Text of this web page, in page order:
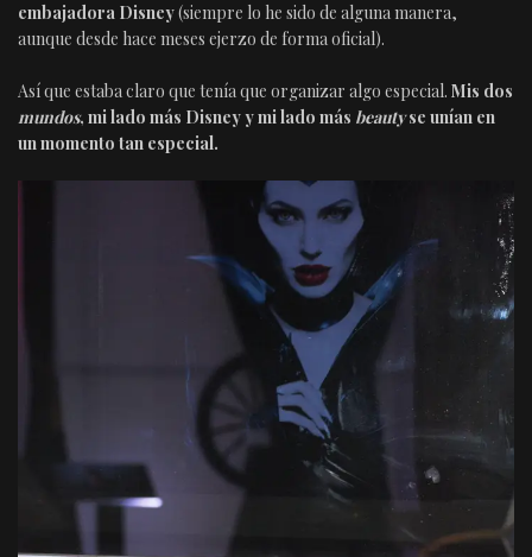
embajadora Disney(siempre lo he sido de alguna manera,
aunque desde hace meses ejerzo de forma oficial).
Así que estaba claro que tenía que organizar algo especial. Mis dos
mundos, mi lado más Disney y mi lado más beautyse unían en
un momento tan especial.